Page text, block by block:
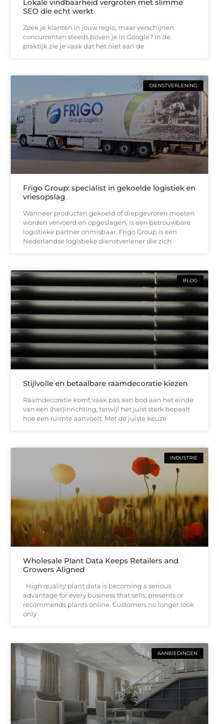
Lokale vindbaarheid vergroten met slimme
SEO die echt werkt
Zoek je klanten in jouw regio, maar verschijnen
concurrenten steeds boven je in Google? In de
praktijk zie je vaak dat het niet aan de
DIENSTVERLENING
Frigo Group: specialist in gekoelde logistiek en
vriesopslag
Wanneer producten gekoeld of diepgevroren moeten
worden vervoerd en opgeslagen, is een betrouwbare
logistieke partner onmisbaar. Frigo Group is een
Nederlandse logistieke dienstverlener die zich
BLOG
Stijlvolle en betaalbare raamdecoratie kiezen
Raamdecoratie komt vaak pas aan bod aan het einde
van een (her)inrichting, terwijl het juist sterk bepaalt
hoe een ruimte aanvoelt. Met de juiste keuze
INDUSTRIE
Wholesale Plant Data Keeps Retailers and
Growers Aligned
High quality plant data is becoming a serious
advantage for every business that sells, presents or
recommends plants online. Customers no longer look
only
AANBIEDINGEN